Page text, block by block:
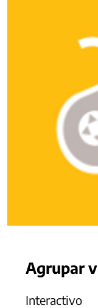
Agrupar
Interactivo